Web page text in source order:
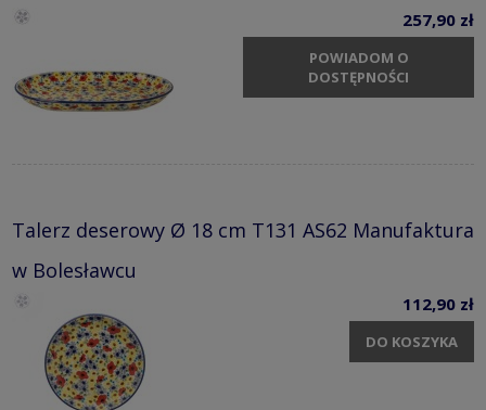
257,90 zł
POWIADOM O
DOSTĘPNOŚCI
Talerz deserowy Ø 18 cm T131 AS62 Manufaktura
w Bolesławcu
112,90 zł
DO KOSZYKA